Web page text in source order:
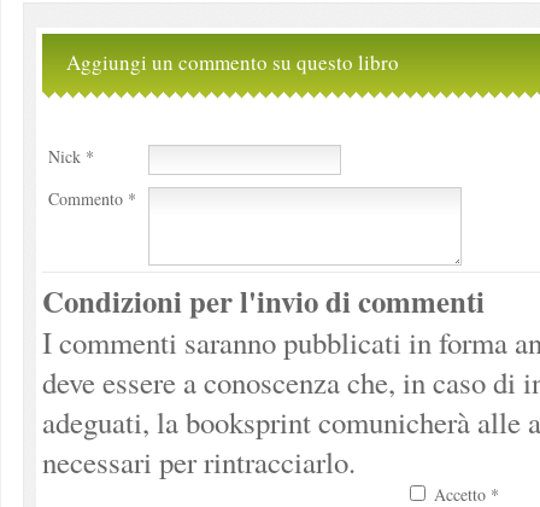
Aggiungi un commento su questo libro
Nick *
Commento *
Condizioni per l'invio di commenti
I commenti saranno pubblicati in forma
deve essere a conoscenza che, in caso
adeguati, la booksprint comunicherà alle
necessari per rintracciarlo.
Accetto *